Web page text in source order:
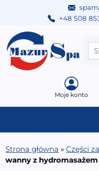
+48 508
Przejdź do treści
Main Navigation
Moje konto
Strona główna »Części
wanny z